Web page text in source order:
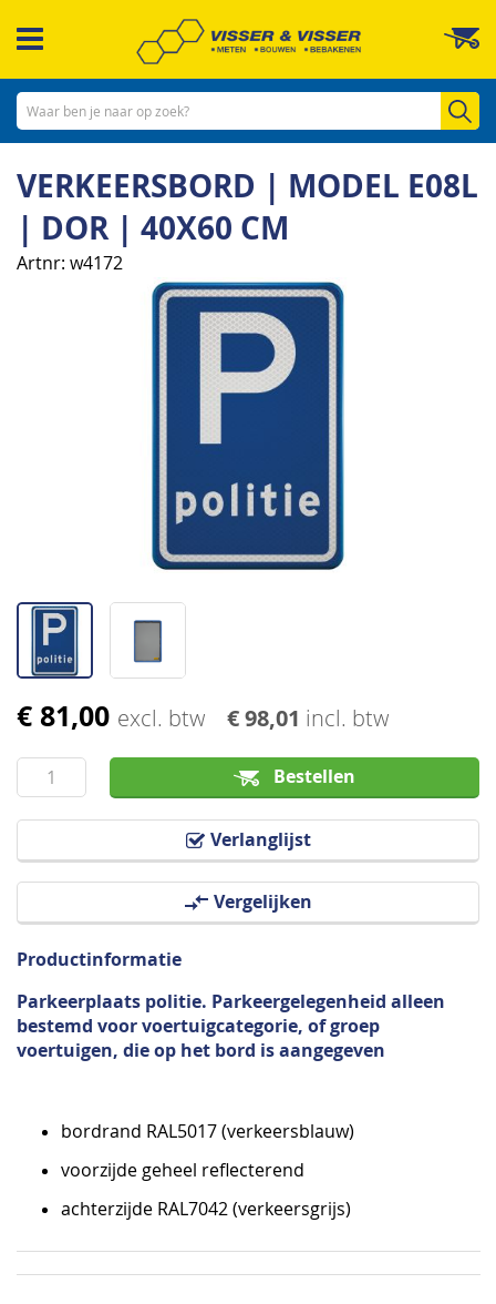
naar
inhoud
VERKEERSBORD | MODEL E08L
| DOR | 40X60 CM
Artnr w4172
€ 81,00 excl. btw € 98,01 incl. btw
Bestellen
Verlanglijst
Vergelijken
Ga
het
begin
van
Productinformatie
Parkeerplaats politie. Parkeergelegenheid alleen
bestemd voor voertuigcategorie, of groep
voertuigen, die op het bord is aangegeven
bordrand RAL5017 (verkeersblauw)
voorzijde geheel reflecterend
achterzijde RAL7042 (verkeersgrijs)